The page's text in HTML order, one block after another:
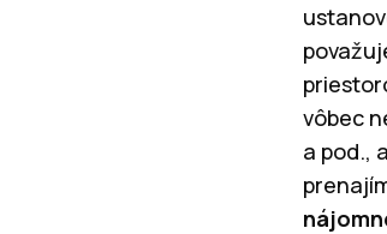
vôbec
a pod.,